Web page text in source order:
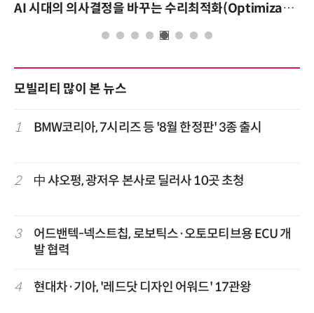
AI 시대의 의사결정을 바꾸는 수리최적화(Optimization): 실제 산업 적용 사례와 활용 전략
모빌리티 많이 본 뉴스
1 BMW코리아, 7시리즈 등 '8월 한정판' 3종 출시
2 中 샤오펑, 광저우 본사로 딜러사 10곳 초청
3
어드밴텍-넥스트칩, 로보틱스·오토모티브용 ECU 개
발 협력
4 현대차·기아, '레드닷 디자인 어워드' 17관왕